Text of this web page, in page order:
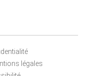
légales